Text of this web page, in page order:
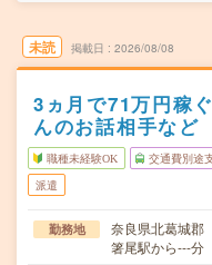
未読 掲載日 2026/08/08
3ヵ月で71万円稼
んのお話相手など
職種未経験OK 交通費別途
派遣
勤務地
奈良県北葛城郡
箸尾駅から---分